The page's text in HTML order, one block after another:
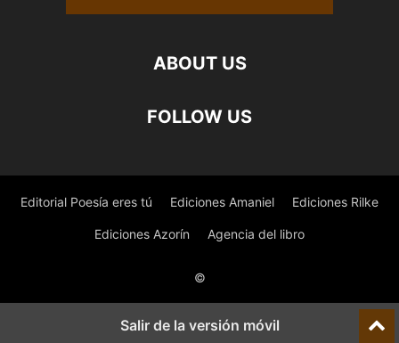
ABOUT US
FOLLOW US
Editorial Poesía eres tú Ediciones Amaniel Ediciones Rilke
Ediciones Azorín Agencia del libro
©
Salir de la versión móvil